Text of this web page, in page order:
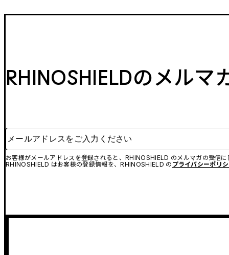
RHINOSHIELDのメルマ
メールアドレスをご入力ください
お客様がメールアドレスを登録されると、RHINOSHIELD のメルマガの受信
RHINOSHIELD はお客様の登録情報を、RHINOSHIELD の プライバシーポリ